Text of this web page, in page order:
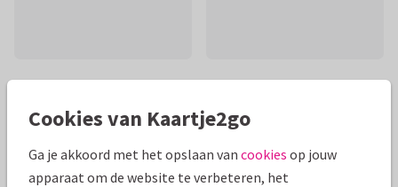
Mooie extra's bij je kaart
Cookies van Kaartje2go
Ga je akkoord met het opslaan van cookies op jouw
apparaat om de website te verbeteren, het